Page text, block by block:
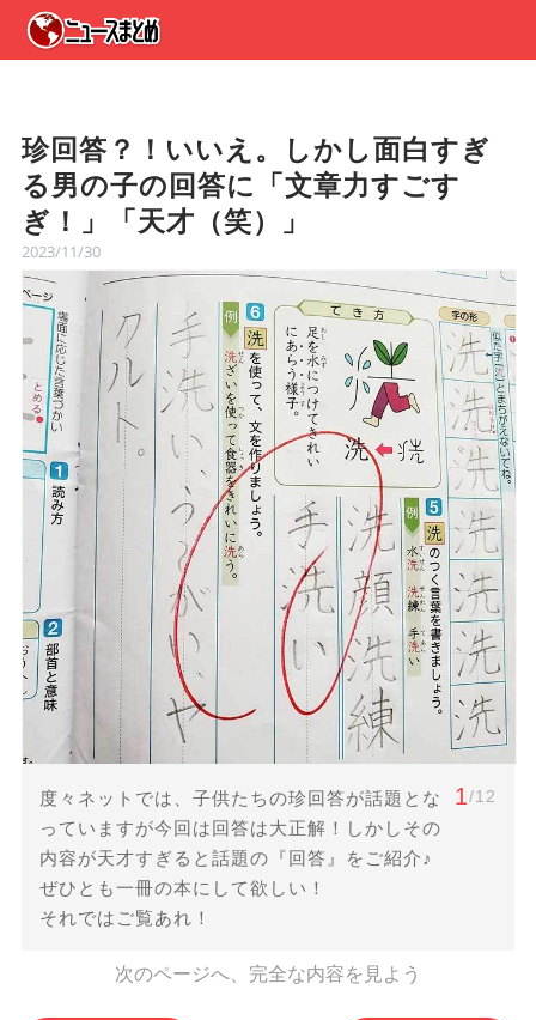
珍回答？！いいえ。しかし面白すぎ
る男の子の回答に「文章力すごす
ぎ！」「天才（笑）」
2023/11/30
度々ネットでは、子供たちの珍回答が話題とな
っていますが今回は回答は大正解！しかしその
内容が天才すぎると話題の『回答』をご紹介♪
ぜひとも一冊の本にして欲しい！
それではご覧あれ！
1/12
次のページへ、完全な内容を見よう